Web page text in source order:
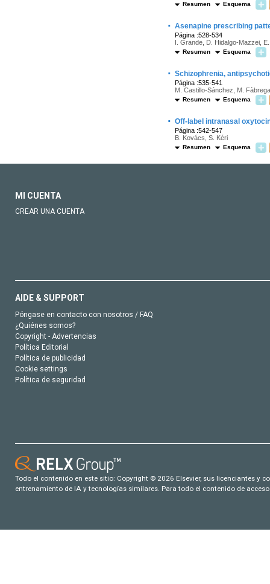
Resumen Esquema
· Asenapine prescribing
Página :528-534
I. Grande, D. Hidalgo-Mazzei,
Resumen Esquema
· Schizophrenia,
Página :535-541
M. Castillo-Sánchez, M.
Resumen Esquema
· Off-label intranasal
Página :542-547
B. Kovács, S. Kéri
Resumen Esquema
MI CUENTA
CREAR UNA CUENTA
AIDE & SUPPORT
Póngase en contacto con nosotros / FAQ
¿Quiénes somos?
Copyright - Advertencias
Política Editorial
Política de publicidad
Cookie settings
Política de seguridad
Todo el contenido en este sitio: Copyright © 2026 Elsevier, sus licenciantes y
entrenamiento de IA y tecnologías similares. Para todo el contenido de